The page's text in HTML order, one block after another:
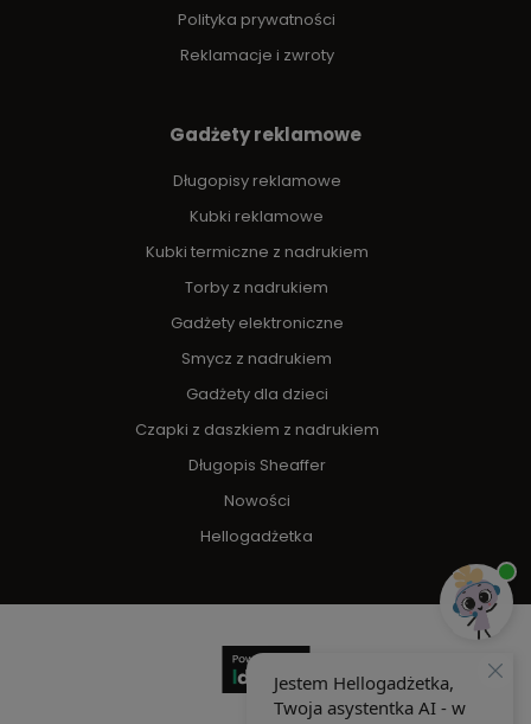
Polityka prywatności
Reklamacje i zwroty
Gadżety reklamowe
Długopisy reklamowe
Kubki reklamowe
Kubki termiczne z nadrukiem
Torby z nadrukiem
Gadżety elektroniczne
Smycz z nadrukiem
Gadżety dla dzieci
Czapki z daszkiem z nadrukiem
Długopis Sheaffer
Nowości
Hellogadżetka